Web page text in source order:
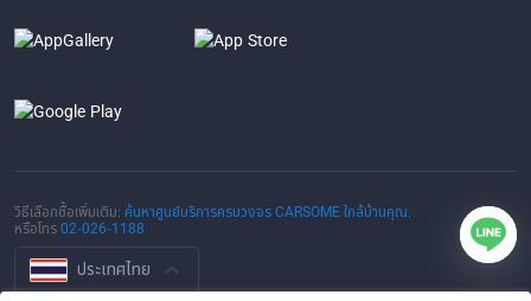
วิธีเลือกซื้อเพิ่มเติม: ค้นหาศูนย์บริการครบวงจร CARSOME ใกล้บ้านคุณ.
หรือโทร02-026-1188
ประเทศไทย